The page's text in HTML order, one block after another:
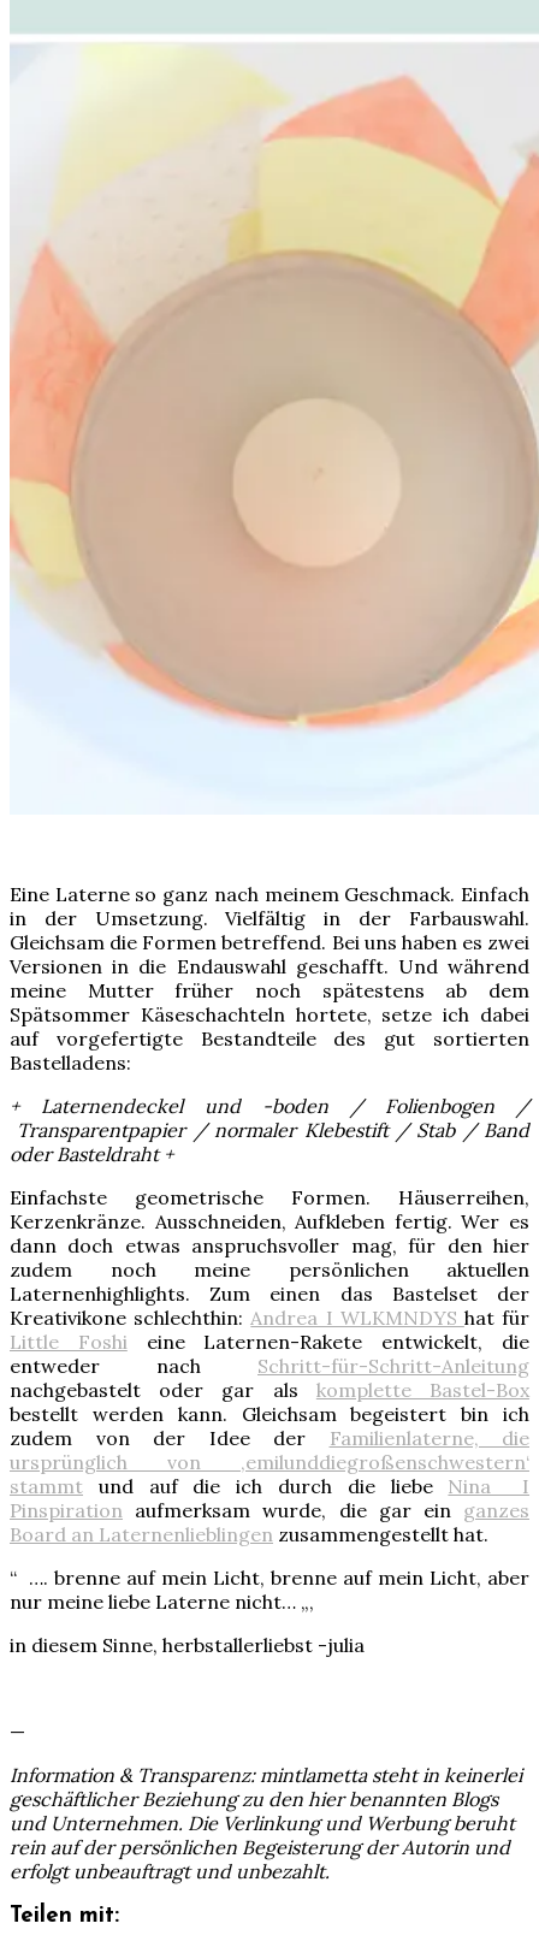
Eine Laterne so ganz nach meinem Geschmack. Einfach
in der Umsetzung. Vielfältig in der Farbauswahl.
Gleichsam die Formen betreffend. Bei uns haben es zwei
Versionen in die Endauswahl geschafft. Und während
meine Mutter früher noch spätestens ab dem
Spätsommer Käseschachteln hortete, setze ich dabei
auf vorgefertigte Bestandteile des gut sortierten
Bastelladens:
+ Laternendeckel und -boden / Folienbogen /
Transparentpapier / normaler Klebestift / Stab / Band
oder Basteldraht +
Einfachste geometrische Formen. Häuserreihen,
Kerzenkränze. Ausschneiden, Aufkleben fertig. Wer es
dann doch etwas anspruchsvoller mag, für den hier
zudem noch meine persönlichen aktuellen
Laternenhighlights. Zum einen das Bastelset der
Kreativikone schlechthin: Andrea I WLKMNDYS hat für
Little Foshi eine Laternen-Rakete entwickelt, die
entweder nach Schritt-für-Schritt-Anleitung
nachgebastelt oder gar als komplette Bastel-Box
bestellt werden kann. Gleichsam begeistert bin ich
zudem von der Idee der Familienlaterne, die
ursprünglich von ‚emilunddiegroßenschwestern‘
stammt und auf die ich durch die liebe Nina I
Pinspiration aufmerksam wurde, die gar ein ganzes
Board an Laternenlieblingen zusammengestellt hat.
“ …. brenne auf mein Licht, brenne auf mein Licht, aber
nur meine liebe Laterne nicht… „,
in diesem Sinne, herbstallerliebst -julia
—
Information & Transparenz: mintlametta steht in keinerlei
geschäftlicher Beziehung zu den hier benannten Blogs
und Unternehmen. Die Verlinkung und Werbung beruht
rein auf der persönlichen Begeisterung der Autorin und
erfolgt unbeauftragt und unbezahlt.
Teilen mit: